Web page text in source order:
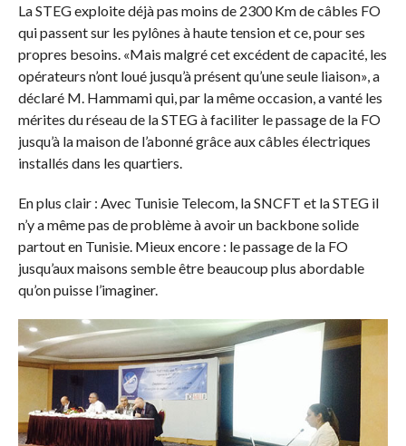
La STEG exploite déjà pas moins de 2300 Km de câbles FO
qui passent sur les pylônes à haute tension et ce, pour ses
propres besoins. «Mais malgré cet excédent de capacité, les
opérateurs n’ont loué jusqu’à présent qu’une seule liaison», a
déclaré M. Hammami qui, par la même occasion, a vanté les
mérites du réseau de la STEG à faciliter le passage de la FO
jusqu’à la maison de l’abonné grâce aux câbles électriques
installés dans les quartiers.
En plus clair : Avec Tunisie Telecom, la SNCFT et la STEG il
n’y a même pas de problème à avoir un backbone solide
partout en Tunisie. Mieux encore : le passage de la FO
jusqu’aux maisons semble être beaucoup plus abordable
qu’on puisse l’imaginer.